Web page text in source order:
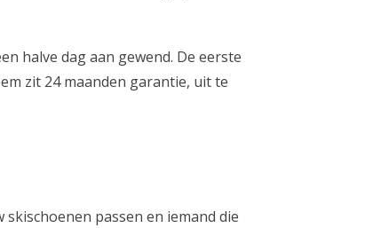
halve dag aan gewend. De eerste
zit 24 maanden garantie, uit te
passen en iemand die